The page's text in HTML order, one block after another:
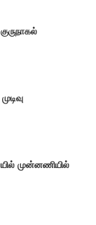
முன்னணியில்